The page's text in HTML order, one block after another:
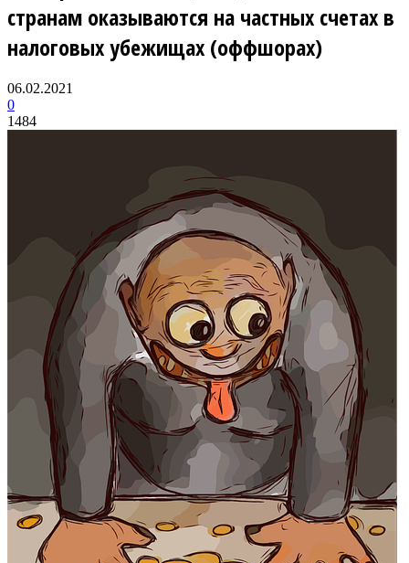
странам оказываются на частных счетах в
налоговых убежищах (оффшорах)
06.02.2021
0
1484